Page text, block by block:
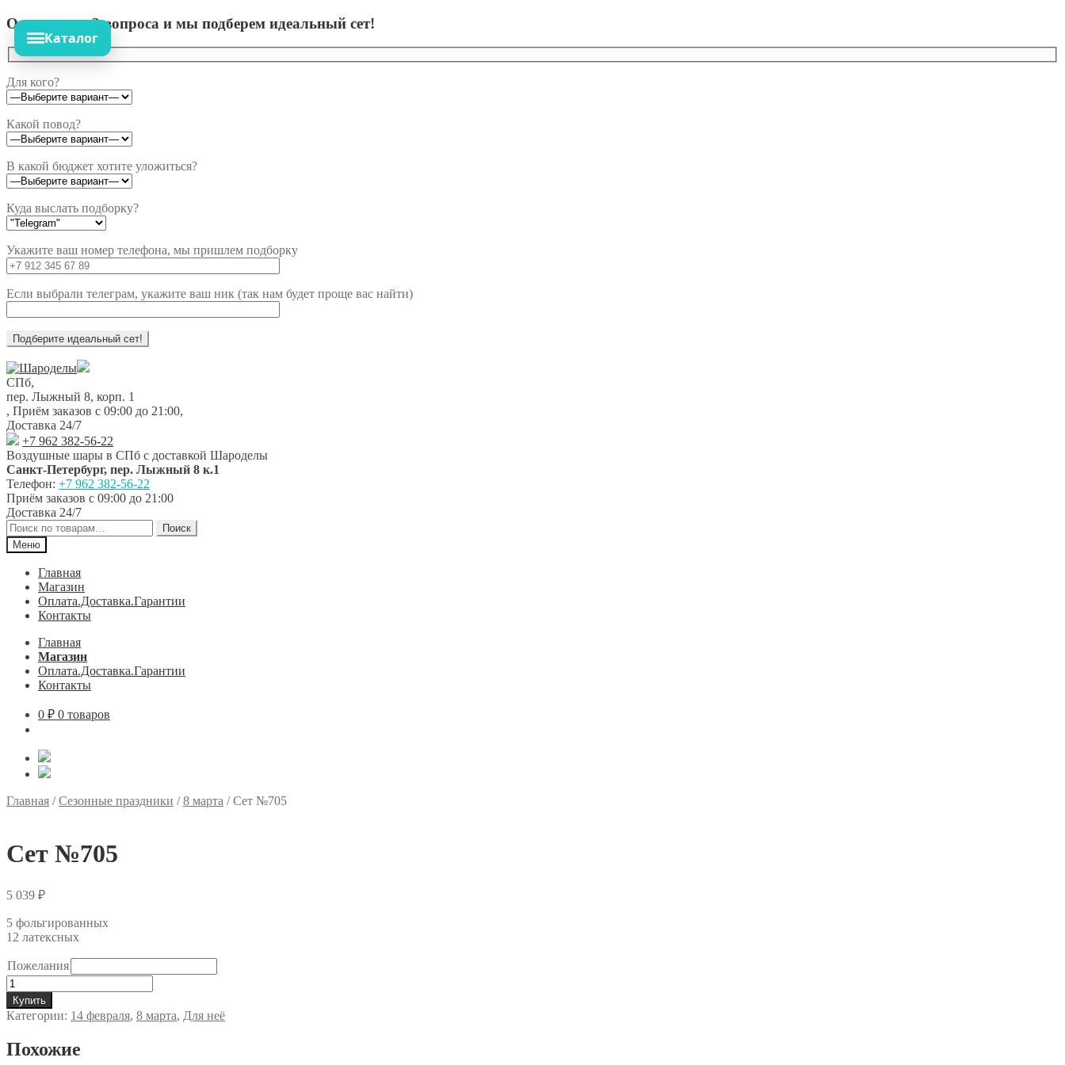
Ответьте на 3 вопроса и мы подберем идеальный сет!
Для кого?
Какой повод?
В какой бюджет хотите уложиться?
Куда выслать подборку?
Укажите ваш номер телефона, мы пришлем подборку
Если выбрали телеграм, укажите ваш ник (так нам будет проще вас найти)
Перейти
к
навигации
Перейти
к
содержимому
СПб,
пер. Лыжный 8, корп. 1
, Приём заказов с 09:00 до 21:00,
Доставка 24/7
+7 962 382-56-22
Воздушные шары в СПб с доставкой Шароделы
Санкт-Петербург, пер. Лыжный 8 к.1
Телефон: +7 962 382-56-22
Приём заказов с 09:00 до 21:00
Доставка 24/7
Искать:
Поиск
Меню
Главная
Магазин
Оплата.Доставка.Гарантии
Контакты
Главная
Магазин
Оплата.Доставка.Гарантии
Контакты
0 ₽ 0 товаров
Каталог
Главная /Сезонные праздники /8 марта /Сет №705
Сет №705
5 039 ₽
5 фольгированных
12 латексных
Пожелания
Количество
товара
Сет
№705
Купить
Категории: 14 февраля, 8 марта, Для неё
Похожие